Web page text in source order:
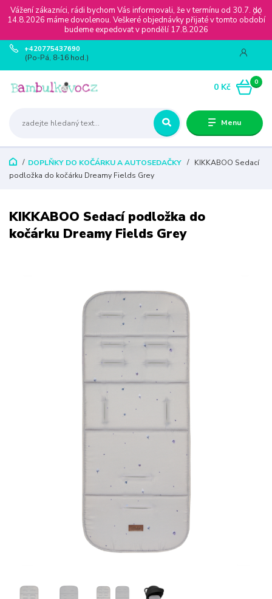
Vážení zákazníci, rádi bychom Vás informovali, že v termínu od 30.7. do
14.8.2026 máme dovolenou. Veškeré objednávky přijaté v tomto období
budeme expedovat v pondělí 17.8.2026
Menu
+420775437690
(Po-Pá, 8-16 hod.)
0
0 Kč
DOPLŇKY DO KOČÁRKU A AUTOSEDAČKY
KIKKABOO Sedací
podložka do kočárku Dreamy Fields Grey
KIKKABOO Sedací podložka do
kočárku Dreamy Fields Grey